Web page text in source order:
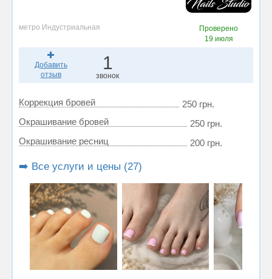
метро Индустриальная
Проверено
19 июля
Добавить
отзыв
1
звонок
Коррекция бровей
250 грн.
Окрашивание бровей
250 грн.
Окрашивание ресниц
200 грн.
➡️ Все услуги и цены (27)